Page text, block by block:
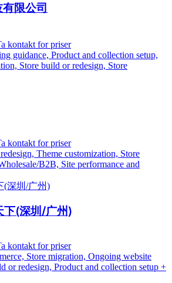
限公司
kontakt for priser
guidance, Product and collection setup,
Store build or redesign, Store
kontakt for priser
Theme customization, Store
B2B, Site performance and
下(深圳/广州)
kontakt for priser
Store migration, Ongoing website
or redesign, Product and collection setup +